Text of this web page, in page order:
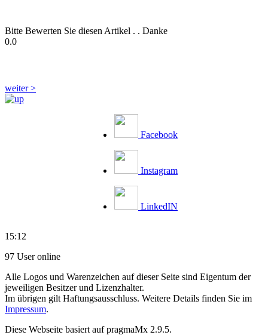
Bitte Bewerten Sie diesen Artikel . . Danke
0.0
weiter >
Facebook
Instagram
LinkedIN
15:12
97 User online
Alle Logos und Warenzeichen auf dieser Seite sind Eigentum der
jeweiligen Besitzer und Lizenzhalter.
Im übrigen gilt Haftungsausschluss. Weitere Details finden Sie im
Impressum.
Diese Webseite basiert auf pragmaMx 2.9.5.